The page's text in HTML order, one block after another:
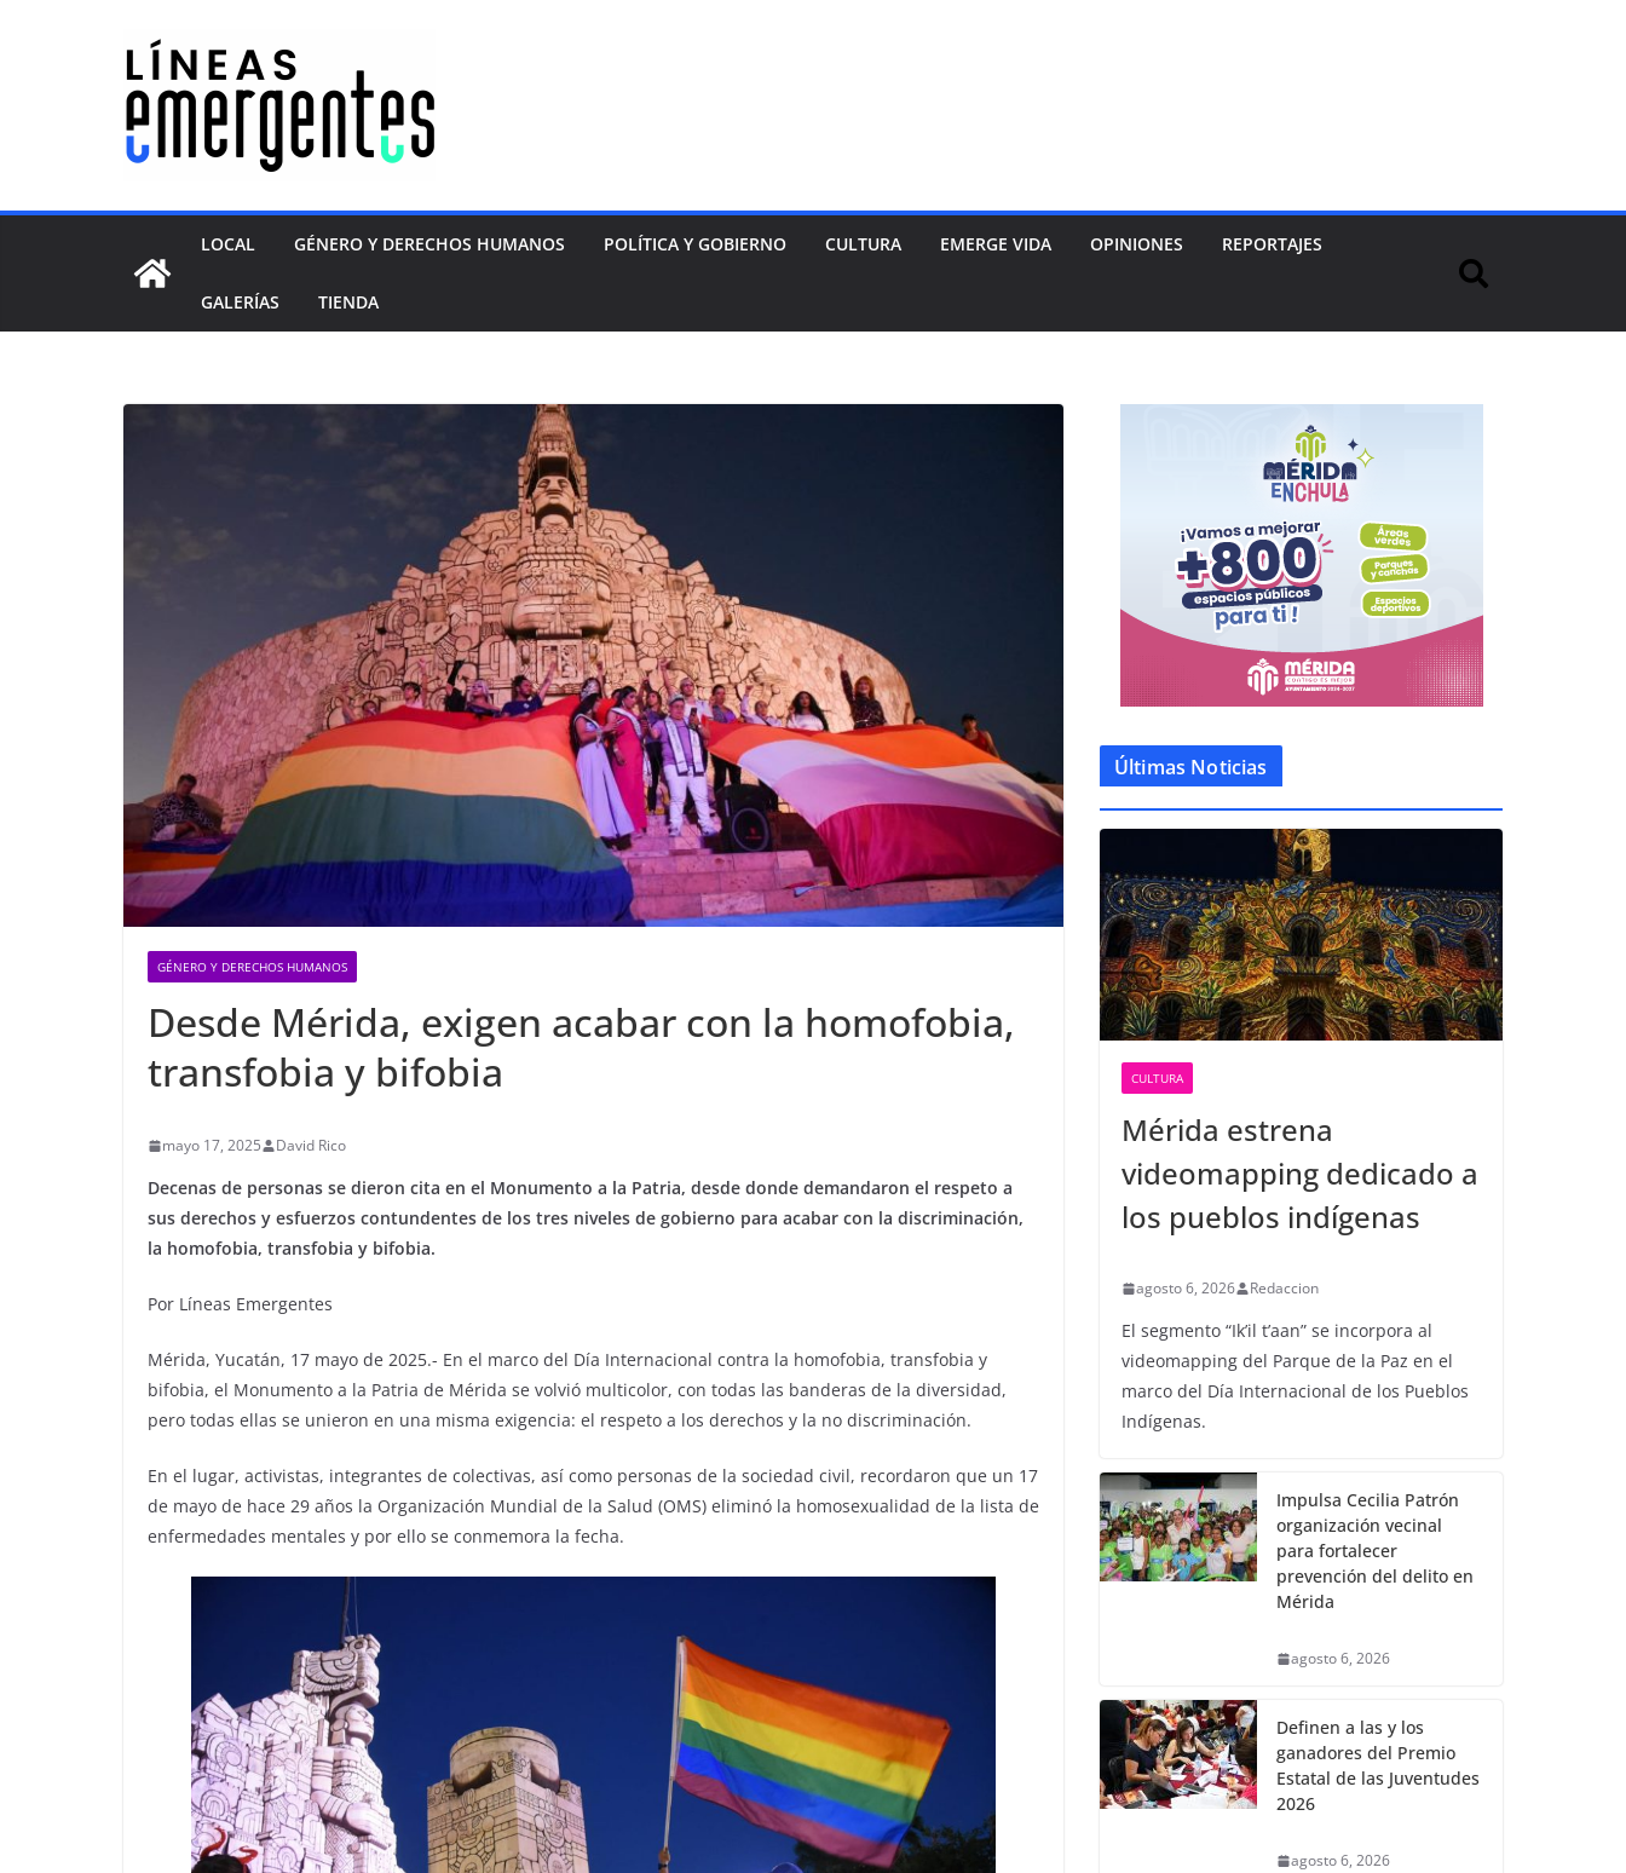
LOCAL GÉNERO Y DERECHOS HUMANOS POLÍTICA Y GOBIERNO CULTURA EMERGE VIDA OPINIONES REPORTAJES
GALERÍAS TIENDA
GÉNERO Y DERECHOS HUMANOS
Desde Mérida, exigen acabar con la homofobia,
transfobia y bifobia
mayo 17, 2025 David Rico
Decenas de personas se dieron cita en el Monumento a la Patria, desde donde demandaron el respeto a
sus derechos y esfuerzos contundentes de los tres niveles de gobierno para acabar con la discriminación,
la homofobia, transfobia y bifobia.
Por Líneas Emergentes
Mérida, Yucatán, 17 mayo de 2025.- En el marco del Día Internacional contra la homofobia, transfobia y
bifobia, el Monumento a la Patria de Mérida se volvió multicolor, con todas las banderas de la diversidad,
pero todas ellas se unieron en una misma exigencia: el respeto a los derechos y la no discriminación.
En el lugar, activistas, integrantes de colectivas, así como personas de la sociedad civil, recordaron que un 17
de mayo de hace 29 años la Organización Mundial de la Salud (OMS) eliminó la homosexualidad de la lista de
enfermedades mentales y por ello se conmemora la fecha.
Últimas Noticias
CULTURA
Mérida estrena
videomapping dedicado a
los pueblos indígenas
agosto 6, 2026 Redaccion
El segmento “Ik’il t’aan” se incorpora al
videomapping del Parque de la Paz en el
marco del Día Internacional de los Pueblos
Indígenas.
Impulsa Cecilia Patrón
organización vecinal
para fortalecer
prevención del delito en
Mérida
agosto 6, 2026
Definen a las y los
ganadores del Premio
Estatal de las Juventudes
2026
agosto 6, 2026